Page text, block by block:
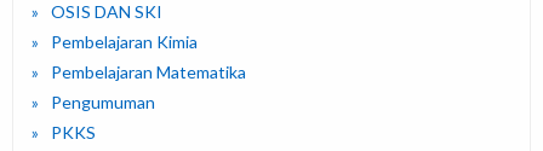
OSIS DAN SKI
Pembelajaran Kimia
Pembelajaran Matematika
Pengumuman
PKKS